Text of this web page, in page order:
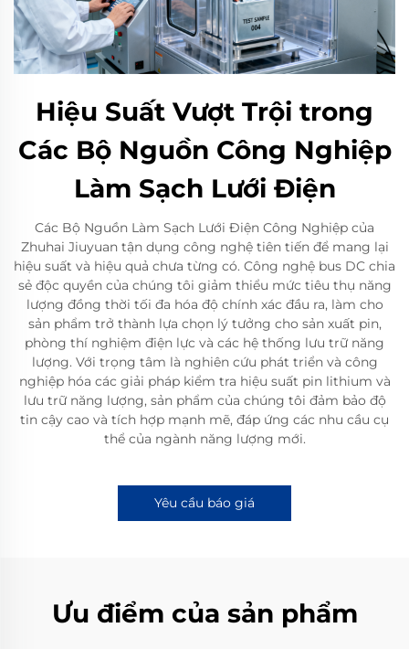
Hiệu Suất Vượt Trội trong
Các Bộ Nguồn Công Nghiệp
Làm Sạch Lưới Điện
Các Bộ Nguồn Làm Sạch Lưới Điện Công Nghiệp của
Zhuhai Jiuyuan tận dụng công nghệ tiên tiến để mang lại
hiệu suất và hiệu quả chưa từng có. Công nghệ bus DC chia
sẻ độc quyền của chúng tôi giảm thiểu mức tiêu thụ năng
lượng đồng thời tối đa hóa độ chính xác đầu ra, làm cho
sản phẩm trở thành lựa chọn lý tưởng cho sản xuất pin,
phòng thí nghiệm điện lực và các hệ thống lưu trữ năng
lượng. Với trọng tâm là nghiên cứu phát triển và công
nghiệp hóa các giải pháp kiểm tra hiệu suất pin lithium và
lưu trữ năng lượng, sản phẩm của chúng tôi đảm bảo độ
tin cậy cao và tích hợp mạnh mẽ, đáp ứng các nhu cầu cụ
thể của ngành năng lượng mới.
Yêu cầu báo giá
Ưu điểm của sản phẩm